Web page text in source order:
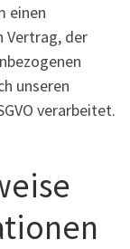
einen
Vertrag, der
unseren
verarbeitet.